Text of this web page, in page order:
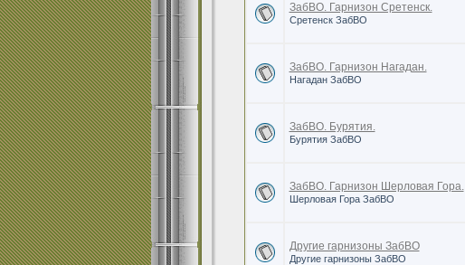
ЗабВО. Гарнизон Сретенск.
Сретенск ЗабВО
ЗабВО. Гарнизон Нагадан.
Нагадан ЗабВО
ЗабВО. Бурятия.
Бурятия ЗабВО
ЗабВО. Гарнизон Шерловая Гора.
Шерловая Гора ЗабВО
Другие гарнизоны ЗабВО
Другие гарнизоны ЗабВО